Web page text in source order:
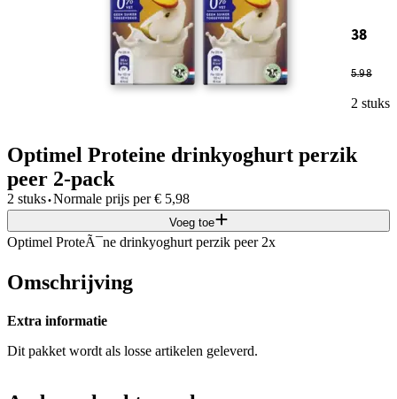
38
5.98
2 stuks
Optimel Proteine drinkyoghurt perzik
peer 2-pack
2 stuks·Normale prijs per € 5,98
Voeg toe
Optimel ProteÃ¯ne drinkyoghurt perzik peer 2x
Omschrijving
Extra informatie
Dit pakket wordt als losse artikelen geleverd.